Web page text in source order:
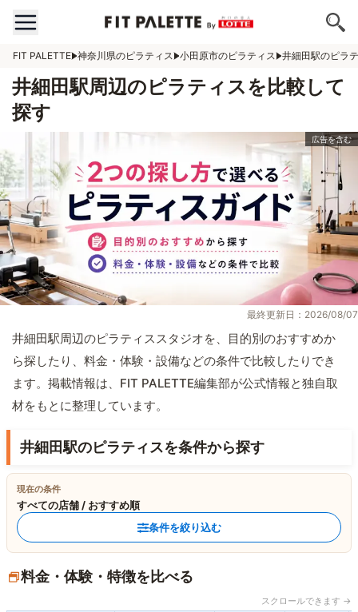
FIT PALETTE 神奈川県のピラティス 小田原市のピラティス 井細田駅のピラ
井細田駅周辺のピラティスを比較して
探す
最終更新日：2026/08/07
井細田駅周辺のピラティススタジオを、目的別のおすすめか
ら探したり、料金・体験・設備などの条件で比較したりでき
ます。掲載情報は、FIT PALETTE編集部が公式情報と独自取
材をもとに整理しています。
井細田駅のピラティスを条件から探す
現在の条件
すべての店舗 / おすすめ順
条件を絞り込む
料金・体験・特徴を比べる
スクロールできます →